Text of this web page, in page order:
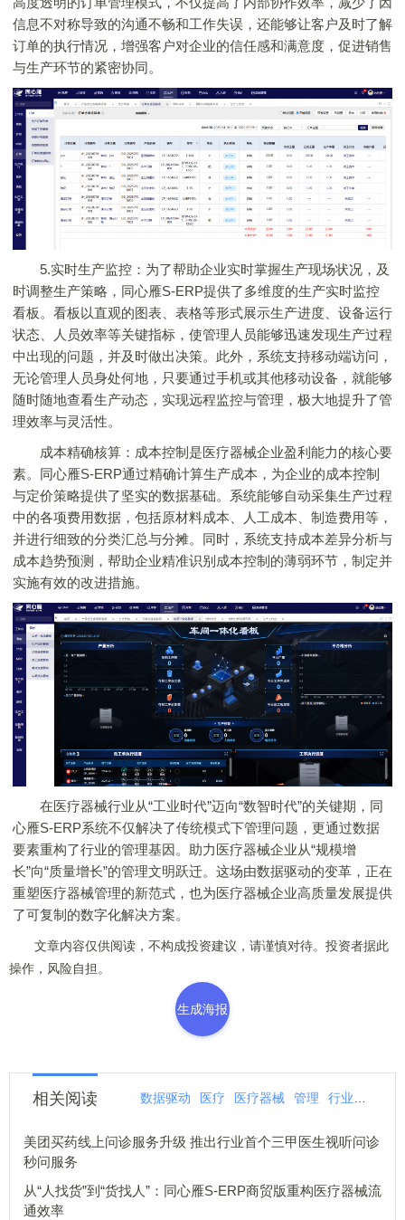
信息不对称导致的沟通不畅和工作失误，还能够让客户及时了解
订单的执行情况，增强客户对企业的信任感和满意度，促进销售
与生产环节的紧密协同。
5.实时生产监控：为了帮助企业实时掌握生产现场状况，及
时调整生产策略，同心雁S-ERP提供了多维度的生产实时监控
看板。看板以直观的图表、表格等形式展示生产进度、设备运行
状态、人员效率等关键指标，使管理人员能够迅速发现生产过程
中出现的问题，并及时做出决策。此外，系统支持移动端访问，
无论管理人员身处何地，只要通过手机或其他移动设备，就能够
随时随地查看生产动态，实现远程监控与管理，极大地提升了管
理效率与灵活性。
成本精确核算：成本控制是医疗器械企业盈利能力的核心要
素。同心雁S-ERP通过精确计算生产成本，为企业的成本控制
与定价策略提供了坚实的数据基础。系统能够自动采集生产过程
中的各项费用数据，包括原材料成本、人工成本、制造费用等，
并进行细致的分类汇总与分摊。同时，系统支持成本差异分析与
成本趋势预测，帮助企业精准识别成本控制的薄弱环节，制定并
实施有效的改进措施。
在医疗器械行业从“工业时代”迈向“数智时代”的关键期，同
心雁S-ERP系统不仅解决了传统模式下管理问题，更通过数据
要素重构了行业的管理基因。助力医疗器械企业从“规模增
长”向“质量增长”的管理文明跃迁。这场由数据驱动的变革，正在
重塑医疗器械管理的新范式，也为医疗器械企业高质量发展提供
了可复制的数字化解决方案。
文章内容仅供阅读，不构成投资建议，请谨慎对待。投资者据此
操作，风险自担。
生成海报
相关阅读 数据驱动 医疗 医疗器械 管理 行业 医疗器
美团买药线上问诊服务升级 推出行业首个三甲医生视听问诊
秒问服务
从“人找货”到“货找人”：同心雁S-ERP商贸版重构医疗器械流
通效率